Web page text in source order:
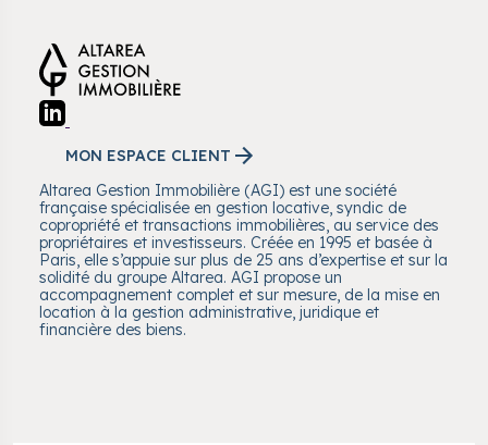
MON ESPACE CLIENT
Altarea Gestion Immobilière (AGI) est une société
française spécialisée en gestion locative, syndic de
copropriété et transactions immobilières, au service des
propriétaires et investisseurs. Créée en 1995 et basée à
Paris, elle s’appuie sur plus de 25 ans d’expertise et sur la
solidité du groupe Altarea. AGI propose un
accompagnement complet et sur mesure, de la mise en
location à la gestion administrative, juridique et
financière des biens.